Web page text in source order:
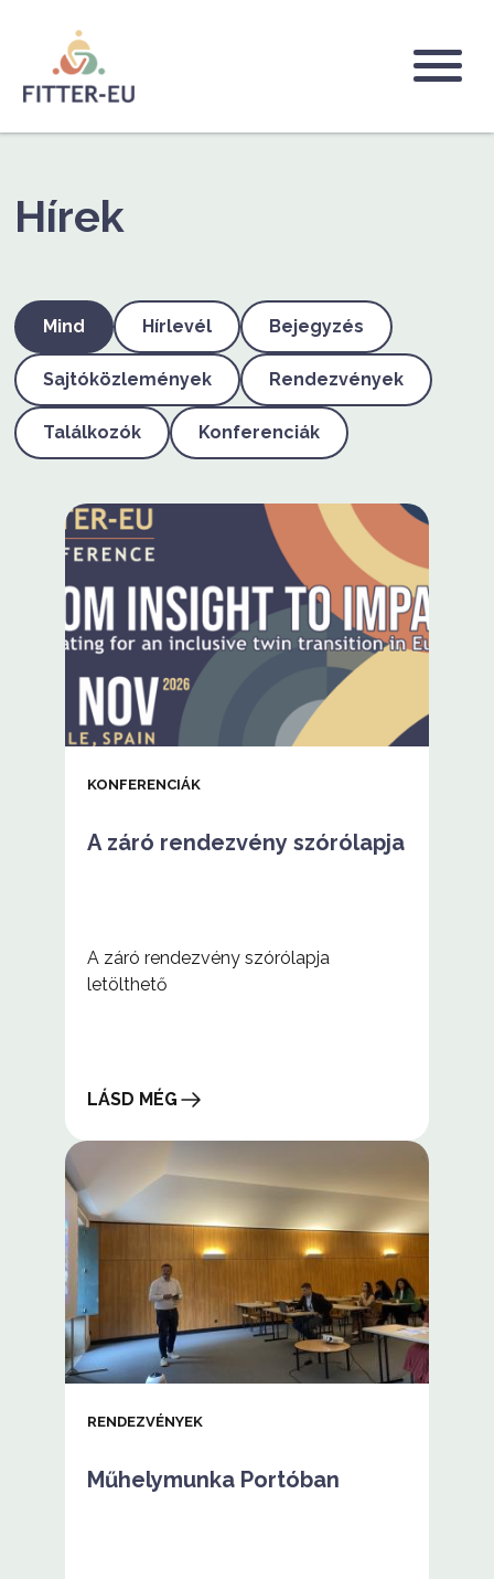
tartalomra
Logo
Hírek
Mind Hírlevél Bejegyzés
Sajtóközlemények Rendezvények
Találkozók Konferenciák
KONFERENCIÁK
A záró rendezvény szórólapja
A záró rendezvény szórólapja
letölthető
LÁSD MÉG
rendezvény
szórólapja
RENDEZVÉNYEK
Műhelymunka Portóban